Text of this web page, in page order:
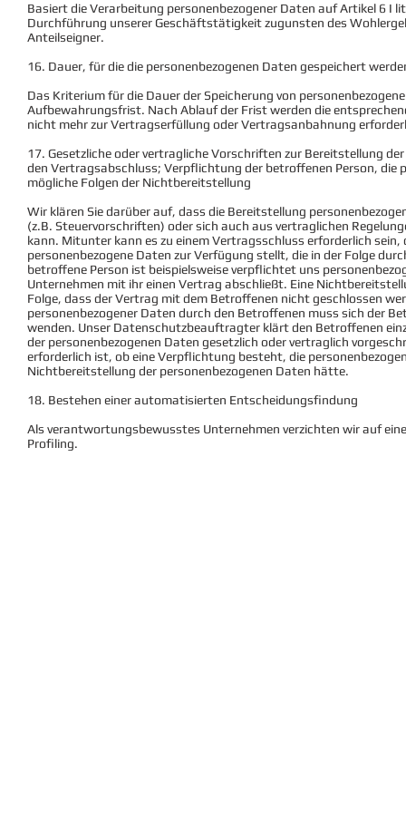
Basiert die Verarbeitung personenbezogener Daten auf Artikel 6 I
Durchführung unserer Geschäftstätigkeit zugunsten des
Anteilseigner.
16. Dauer, für die die personenbezogenen Daten gespeichert
Das Kriterium für die Dauer der Speicherung von
Aufbewahrungsfrist. Nach Ablauf der Frist werden die
nicht mehr zur Vertragserfüllung oder Vertragsanbahnung
17. Gesetzliche oder vertragliche Vorschriften zur Bereitstellung
den Vertragsabschluss; Verpflichtung der betroffenen Person, die
mögliche Folgen der Nichtbereitstellung
Wir klären Sie darüber auf, dass die Bereitstellung
(z.B. Steuervorschriften) oder sich auch aus vertraglichen
kann. Mitunter kann es zu einem Vertragsschluss erforderlich sein,
personenbezogene Daten zur Verfügung stellt, die in der Folge
betroffene Person ist beispielsweise verpflichtet uns
Unternehmen mit ihr einen Vertrag abschließt. Eine
Folge, dass der Vertrag mit dem Betroffenen nicht geschlossen
personenbezogener Daten durch den Betroffenen muss sich der
wenden. Unser Datenschutzbeauftragter klärt den Betroffenen
der personenbezogenen Daten gesetzlich oder vertraglich
erforderlich ist, ob eine Verpflichtung besteht, die
Nichtbereitstellung der personenbezogenen Daten hätte.
18. Bestehen einer automatisierten Entscheidungsfindung
Als verantwortungsbewusstes Unternehmen verzichten wir auf
Profiling.